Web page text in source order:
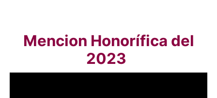
Mencion Honorífica del
2023